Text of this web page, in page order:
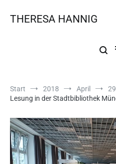
THERESA HANNIG
Start 2018 April
Lesung in der Stadtbibliothek